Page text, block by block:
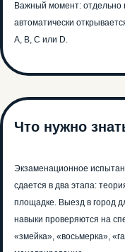
Важный момент: отдельно
автоматически
A, B, C или D.
Что нужно
Экзаменационное
сдается в два этапа:
площадке. Выезд в город
навыки проверяются на
«змейка», «восьмерка»,